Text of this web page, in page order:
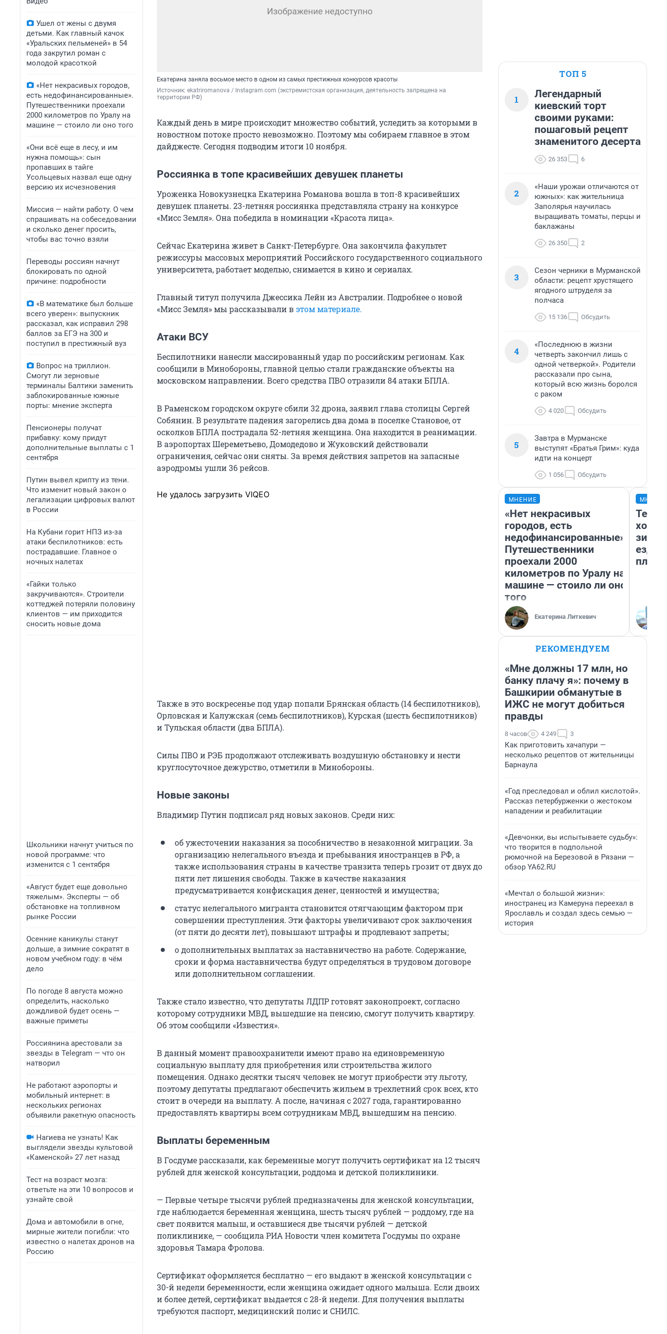
Ушел от жены с двумя
детьми. Как главный качок
«Уральских пельменей» в 54
года закрутил роман с
молодой красоткой
«Нет некрасивых городов,
есть недофинансированные».
Путешественники проехали
2000 километров по Уралу на
машине — стоило ли оно того
«Они всё еще в лесу, и им
нужна помощь»: сын
пропавших в тайге
Усольцевых назвал еще одну
версию их исчезновения
Миссия — найти работу. О чем
спрашивать на собеседовании
и сколько денег просить,
чтобы вас точно взяли
Переводы россиян начнут
блокировать по одной
причине: подробности
«В математике был больше
всего уверен»: выпускник
рассказал, как исправил 298
баллов за ЕГЭ на 300 и
поступил в престижный вуз
Вопрос на триллион.
Смогут ли зерновые
терминалы Балтики заменить
заблокированные южные
порты: мнение эксперта
Пенсионеры получат
прибавку: кому придут
дополнительные выплаты с 1
сентября
Путин вывел крипту из тени.
Что изменит новый закон о
легализации цифровых валют
в России
На Кубани горит НПЗ из-за
атаки беспилотников: есть
пострадавшие. Главное о
ночных налетах
«Гайки только
закручиваются». Строители
коттеджей потеряли половину
клиентов — им приходится
сносить новые дома
Школьники начнут учиться по
новой программе: что
изменится с 1 сентября
«Август будет еще довольно
тяжелым». Эксперты — об
обстановке на топливном
рынке России
Осенние каникулы станут
дольше, а зимние сократят в
новом учебном году: в чём
дело
По погоде 8 августа можно
определить, насколько
дождливой будет осень —
важные приметы
Россиянина арестовали за
звезды в Telegram — что он
натворил
Не работают аэропорты и
мобильный интернет: в
нескольких регионах
объявили ракетную опасность
Нагиева не узнать! Как
выглядели звезды культовой
«Каменской» 27 лет назад
Тест на возраст мозга:
ответьте на эти 10 вопросов и
узнайте свой
Дома и автомобили в огне,
мирные жители погибли: что
известно о налетах дронов на
Россию
Екатерина заняла восьмое место в одном из самых престижных конкурсов красоты
Источник: ekatriromanova / Instagram.com (экстремистская организация, деятельность запрещена на
территории РФ)
Каждый день в мире происходит множество событий, уследить за которыми в
новостном потоке просто невозможно. Поэтому мы собираем главное в этом
дайджесте. Сегодня подводим итоги 10 ноября.
Россиянка в топе красивейших девушек планеты
Уроженка Новокузнецка Екатерина Романова вошла в топ-8 красивейших
девушек планеты. 23-летняя россиянка представляла страну на конкурсе
«Мисс Земля». Она победила в номинации «Красота лица».
Сейчас Екатерина живет в Санкт-Петербурге. Она закончила факультет
режиссуры массовых мероприятий Российского государственного социального
университета, работает моделью, снимается в кино и сериалах.
Главный титул получила Джессика Лейн из Австралии. Подробнее о новой
«Мисс Земля» мы рассказывали вэтом материале.
Атаки ВСУ
Беспилотники нанесли массированный удар по российским регионам. Как
сообщили в Минобороны, главной целью стали гражданские объекты на
московском направлении. Всего средства ПВО отразили 84 атаки БПЛА.
В Раменском городском округе сбили 32 дрона, заявил глава столицы Сергей
Собянин. В результате падения загорелись два дома в поселке Становое, от
осколков БПЛА пострадала 52-летняя женщина. Она находится в реанимации.
В аэропортах Шереметьево, Домодедово и Жуковский действовали
ограничения, сейчас они сняты. За время действия запретов на запасные
аэродромы ушли 36 рейсов.
Не удалось загрузить VIQEO
Также в это воскресенье под удар попали Брянская область (14 беспилотников),
Орловская и Калужская (семь беспилотников), Курская (шесть беспилотников)
и Тульская области (два БПЛА).
Силы ПВО и РЭБ продолжают отслеживать воздушную обстановку и нести
круглосуточное дежурство, отметили в Минобороны.
Новые законы
Владимир Путин подписал ряд новых законов. Среди них:
об ужесточении наказания за пособничество в незаконной миграции. За
организацию нелегального въезда и пребывания иностранцев в РФ, а
также использования страны в качестве транзита теперь грозит от двух до
пяти лет лишения свободы. Также в качестве наказания
предусматривается конфискация денег, ценностей и имущества;
статус нелегального мигранта становится отягчающим фактором при
совершении преступления. Эти факторы увеличивают срок заключения
(от пяти до десяти лет), повышают штрафы и продлевают запреты;
о дополнительных выплатах за наставничество на работе. Содержание,
сроки и форма наставничества будут определяться в трудовом договоре
или дополнительном соглашении.
Также стало известно, что депутаты ЛДПР готовят законопроект, согласно
которому сотрудники МВД, вышедшие на пенсию, смогут получить квартиру.
Об этом сообщили «Известия».
В данный момент правоохранители имеют право на единовременную
социальную выплату для приобретения или строительства жилого
помещения. Однако десятки тысяч человек не могут приобрести эту льготу,
поэтому депутаты предлагают обеспечить жильем в трехлетний срок всех, кто
стоит в очереди на выплату. А после, начиная с 2027 года, гарантированно
предоставлять квартиры всем сотрудникам МВД, вышедшим на пенсию.
Выплаты беременным
В Госдуме рассказали, как беременные могут получить сертификат на 12 тысяч
рублей для женской консультации, роддома и детской поликлиники.
— Первые четыре тысячи рублей предназначены для женской консультации,
где наблюдается беременная женщина, шесть тысяч рублей — роддому, где на
свет появится малыш, и оставшиеся две тысячи рублей — детской
поликлинике, — сообщила РИА Новости член комитета Госдумы по охране
здоровья Тамара Фролова.
Сертификат оформляется бесплатно — его выдают в женской консультации с
30-й недели беременности, если женщина ожидает одного малыша. Если двоих
и более детей, сертификат выдается с 28-й недели. Для получения выплаты
требуются паспорт, медицинский полис и СНИЛС.
ТОП 5
1
Легендарный
киевский торт
своими руками:
пошаговый рецепт
знаменитого десерта
26 353 6
2
«Наши урожаи отличаются от
южных»: как жительница
Заполярья научилась
выращивать томаты, перцы и
баклажаны
26 350 2
3
Сезон черники в Мурманской
области: рецепт хрустящего
ягодного штруделя за
полчаса
15 136 Обсудить
4
«Последнюю в жизни
четверть закончил лишь с
одной четверкой». Родители
рассказали про сына,
который всю жизнь боролся
с раком
4 020 Обсудить
5
Завтра в Мурманске
выступят «Братья Грим»: куда
идти на концерт
1 056 Обсудить
МНЕНИЕ
«Нет некрасивых
городов, есть
недофинансированные».
Путешественники
проехали 2000
километров по Уралу на
машине — стоило ли оно
того
Екатерина Литкевич
ездит
РЕКОМЕНДУЕМ
«Мне должны 17 млн, но
банку плачу я»: почему в
Башкирии обманутые в
ИЖС не могут добиться
правды
8 часов 4 249 3
Как приготовить хачапури —
несколько рецептов от жительницы
Барнаула
«Год преследовал и облил кислотой».
Рассказ петербурженки о жестоком
нападении и реабилитации
«Девчонки, вы испытываете судьбу»:
что творится в подпольной
рюмочной на Березовой в Рязани —
обзор YA62.RU
«Мечтал о большой жизни»:
иностранец из Камеруна переехал в
Ярославль и создал здесь семью —
история